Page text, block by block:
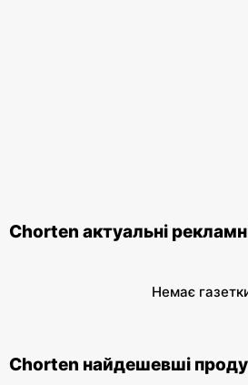
Chorten актуальні
Немає
Chorten найдешевші